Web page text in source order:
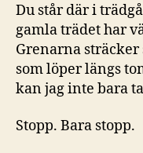
Du står där i
gamla trädet har
Grenarna
som löper längs
kan jag inte bara
Stopp. Bara stopp.